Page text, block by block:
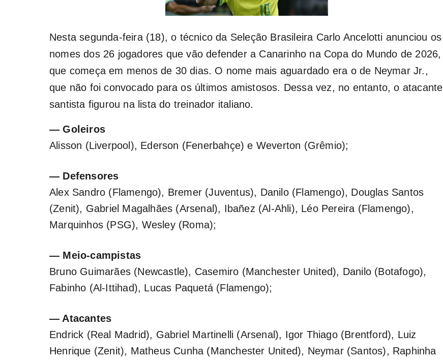
Nesta segunda-feira (18), o técnico da Seleção Brasileira Carlo Ancelotti anunciou os
nomes dos 26 jogadores que vão defender a Canarinho na Copa do Mundo de 2026,
que começa em menos de 30 dias. O nome mais aguardado era o de Neymar Jr.,
que não foi convocado para os últimos amistosos. Dessa vez, no entanto, o atacante
santista figurou na lista do treinador italiano.
— Goleiros
Alisson (Liverpool), Ederson (Fenerbahçe) e Weverton (Grêmio);
— Defensores
Alex Sandro (Flamengo), Bremer (Juventus), Danilo (Flamengo), Douglas Santos
(Zenit), Gabriel Magalhães (Arsenal), Ibañez (Al-Ahli), Léo Pereira (Flamengo),
Marquinhos (PSG), Wesley (Roma);
— Meio-campistas
Bruno Guimarães (Newcastle), Casemiro (Manchester United), Danilo (Botafogo),
Fabinho (Al-Ittihad), Lucas Paquetá (Flamengo);
— Atacantes
Endrick (Real Madrid), Gabriel Martinelli (Arsenal), Igor Thiago (Brentford), Luiz
Henrique (Zenit), Matheus Cunha (Manchester United), Neymar (Santos), Raphinha